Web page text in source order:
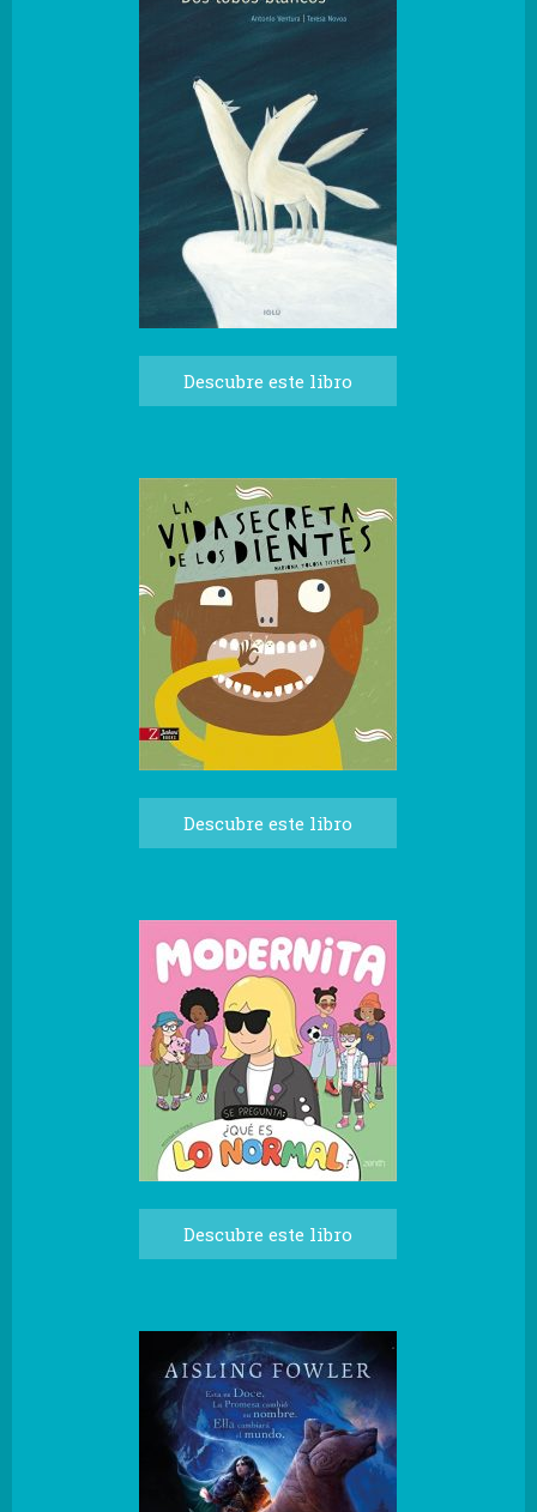
Descubre este libro
Descubre este libro
Descubre este libro